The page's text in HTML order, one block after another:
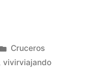
Publicado
en
Cruceros
vivirviajando